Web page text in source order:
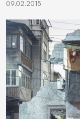
09.02.2015